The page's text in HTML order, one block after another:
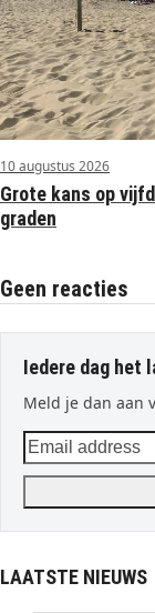
10 augustus 2026
Grote kans op
graden
Geen reacties
Iedere dag het
Meld je dan aan
Email
address
LAATSTE NIEUWS